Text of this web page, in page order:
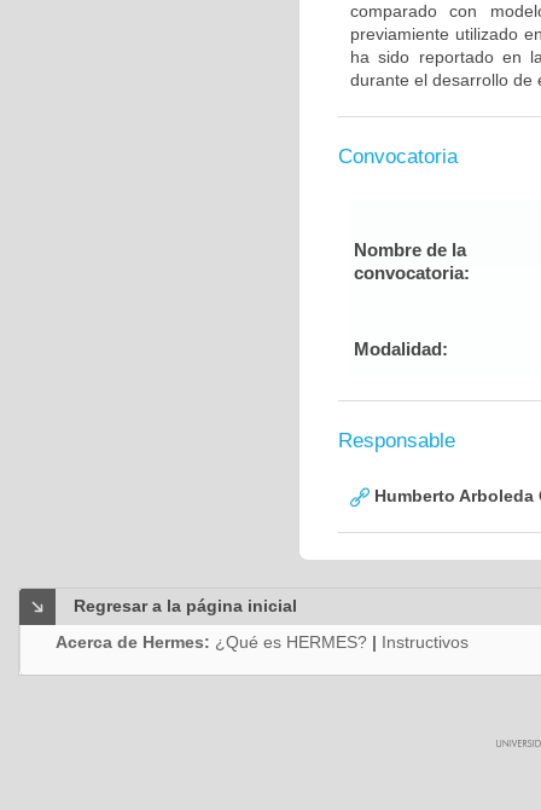
comparado con
previamiente utilizado
ha sido reportado en
durante el desarrollo de
Convocatoria
Nombre de la
convocatoria:
Modalidad:
Responsable
Humberto Arboleda
Regresar a la página inicial
Acerca de Hermes: ¿Qué es HERMES? | Instructivos